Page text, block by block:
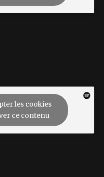
les cookies
ce contenu